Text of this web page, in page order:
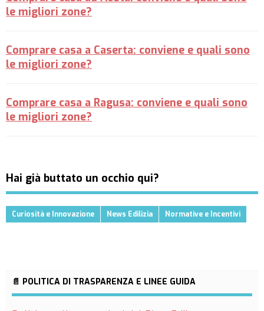
le migliori zone?
Comprare casa a Caserta: conviene e quali sono
le migliori zone?
Comprare casa a Ragusa: conviene e quali sono
le migliori zone?
Hai già buttato un occhio qui?
Curiosità e Innovazione News Edilizia Normative e Incentivi
📄 POLITICA DI TRASPARENZA E LINEE GUIDA